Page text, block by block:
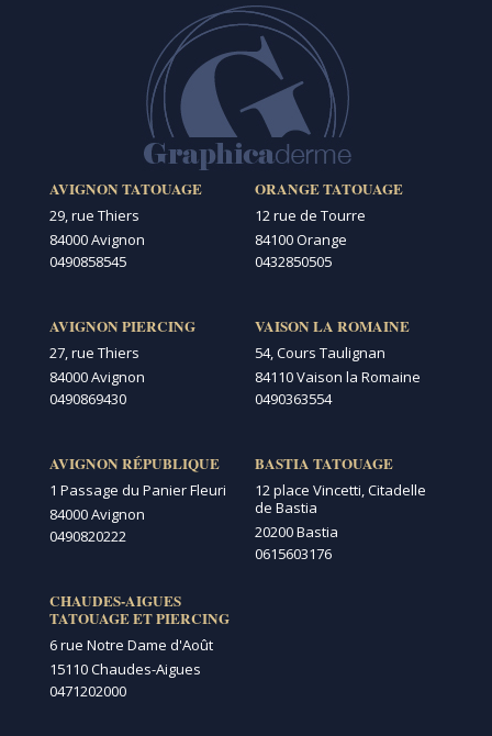
AVIGNON TATOUAGE
29, rue Thiers
84000 Avignon
0490858545
AVIGNON PIERCING
27, rue Thiers
84000 Avignon
0490869430
AVIGNON RÉPUBLIQUE
1 Passage du Panier Fleuri
84000 Avignon
0490820222
CHAUDES-AIGUES
TATOUAGE ET PIERCING
6 rue Notre Dame d'Août
15110 Chaudes-Aigues
0471202000
ORANGE TATOUAGE
12 rue de Tourre
84100 Orange
0432850505
VAISON LA ROMAINE
54, Cours Taulignan
84110 Vaison la Romaine
0490363554
BASTIA TATOUAGE
12 place Vincetti, Citadelle
de Bastia
20200 Bastia
0615603176